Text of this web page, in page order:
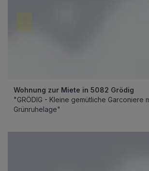
Wohnung zur Miete in 5082 Grödig
"GRÖDIG - Kleine gemütliche Garconiere
Grünruhelage"